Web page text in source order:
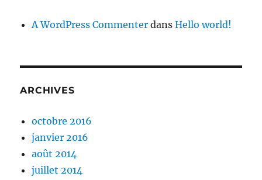
A WordPress Commenter dansHello world!
ARCHIVES
octobre 2016
janvier 2016
août 2014
juillet 2014